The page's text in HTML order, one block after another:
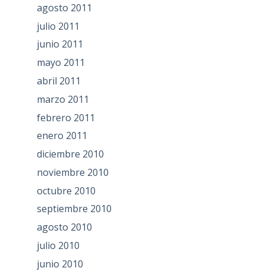
agosto 2011
julio 2011
junio 2011
mayo 2011
abril 2011
marzo 2011
febrero 2011
enero 2011
diciembre 2010
noviembre 2010
octubre 2010
septiembre 2010
agosto 2010
julio 2010
junio 2010